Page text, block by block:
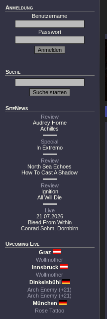
Anmeldung
Benutzername
Passwort
Suche
SiteNews
Review
Audrey Horne
Achilles
Special
In Extremo
Review
North Sea Echoes
How To Cast A Shadow
Review
Ignition
All Will Die
Live
21.07.2026
Bleed From Within
Conrad Sohm, Dornbirn
Upcoming Live
Graz
Wolfmother
Innsbruck
Wolfmother
Dinkelsbühl
Arch Enemy (+21)
Arch Enemy (+21)
München
Rose Tattoo